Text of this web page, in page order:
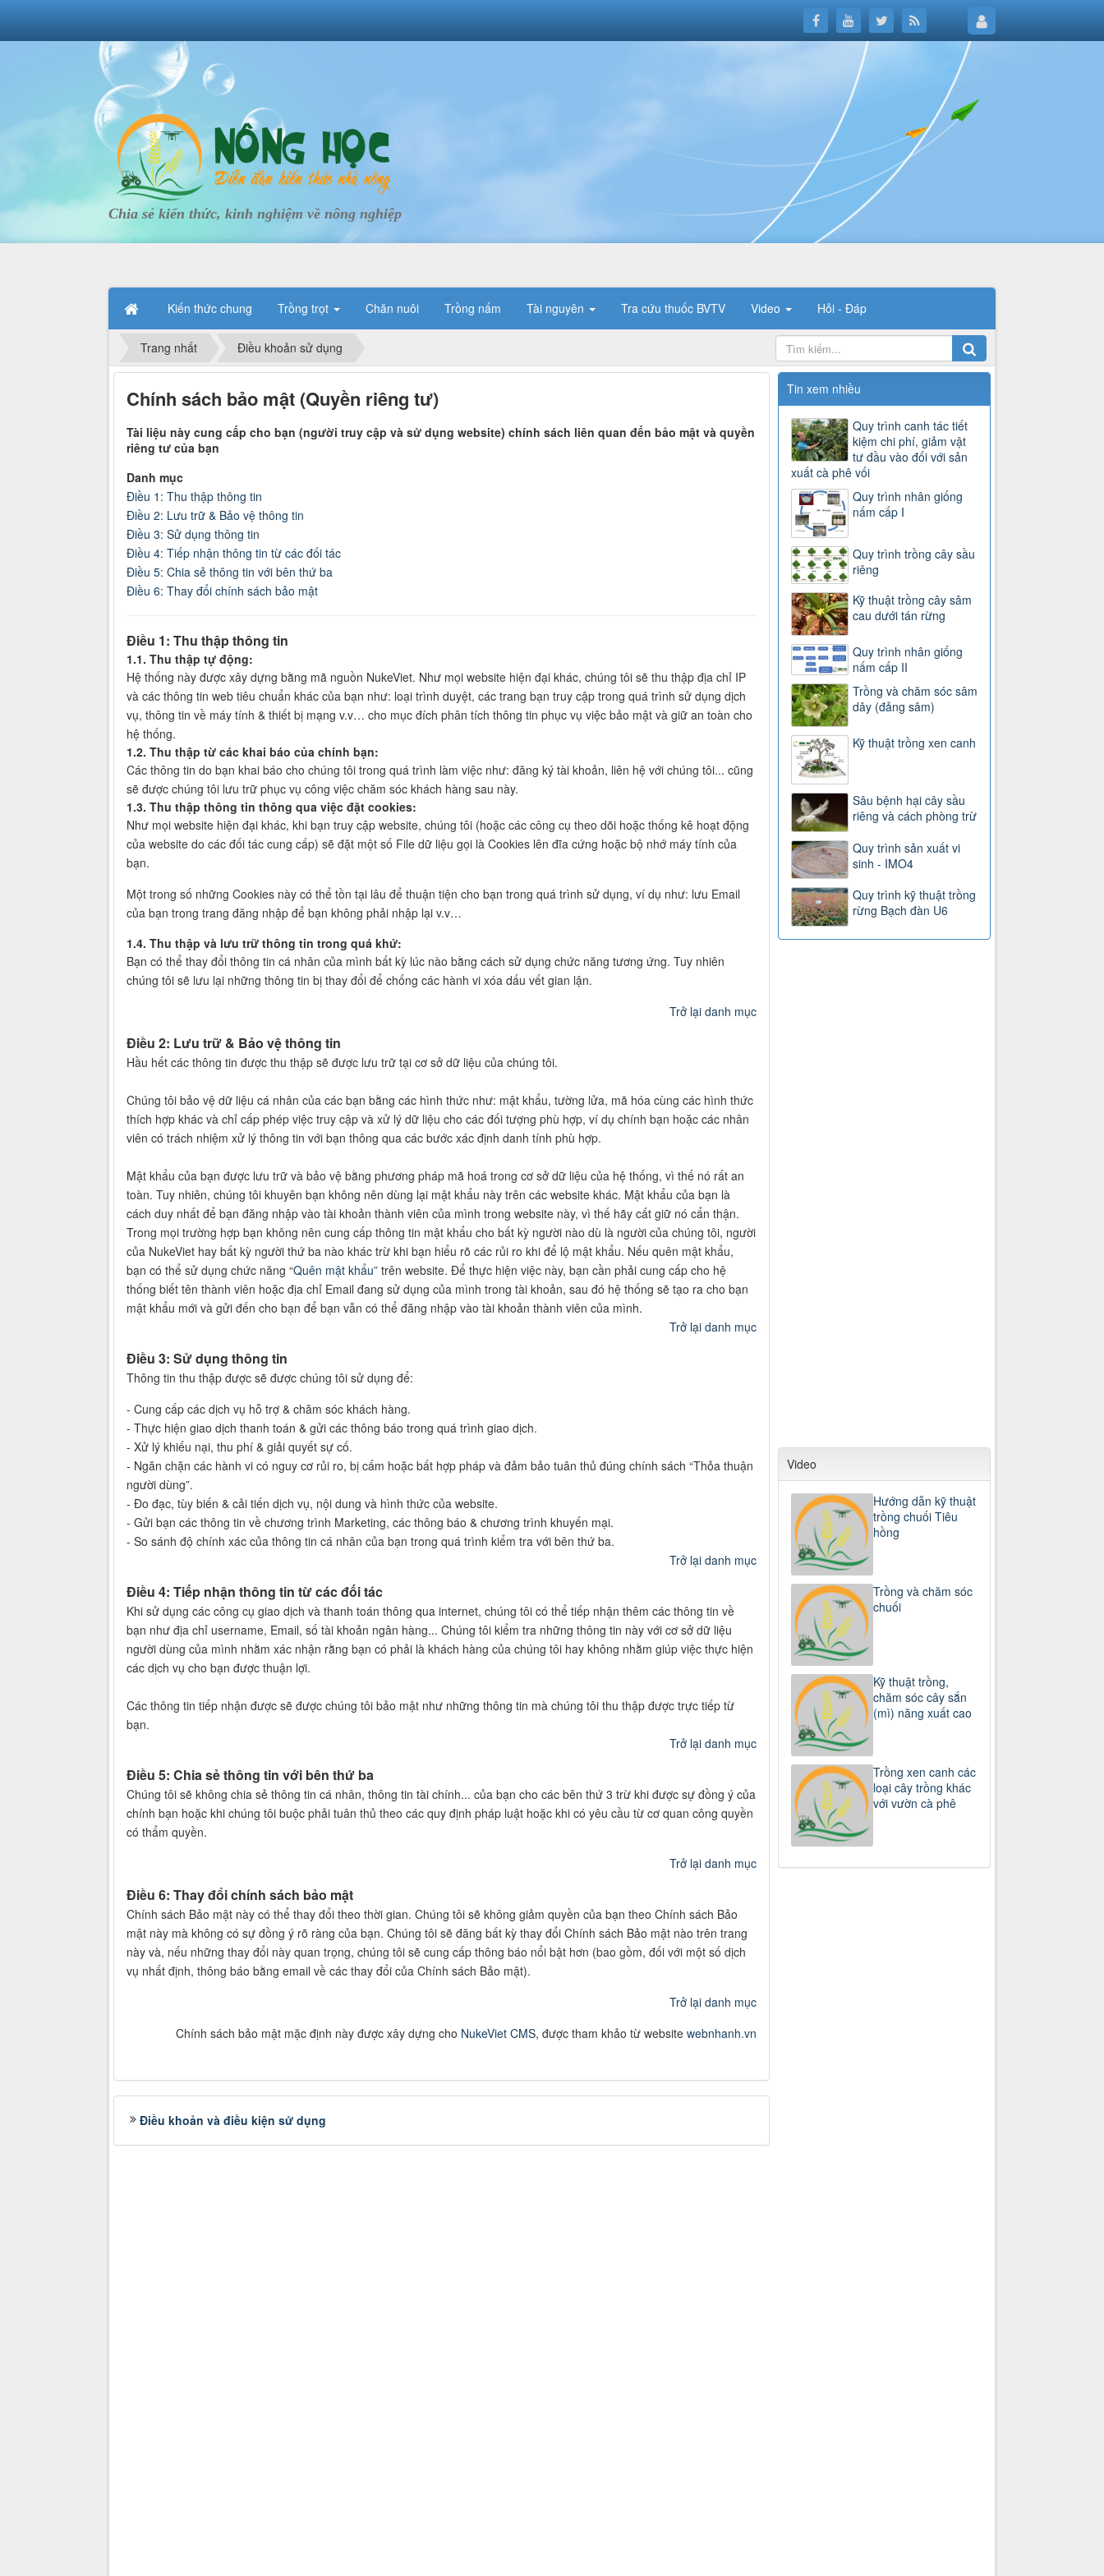
Chia sẻ kiến thức, kinh nghiệm về nông nghiệp
Kiến thức chung Trồng trọt Chăn nuôi Trồng nấm Tài nguyên Tra cứu thuốc BVTV Video Hỏi - Đáp
Trang nhất Điều khoản sử dụng
Chính sách bảo mật (Quyền riêng tư)
Tài liệu này cung cấp cho bạn (người truy cập và sử dụng website) chính sách liên quan đến bảo mật và quyền
riêng tư của bạn
Danh mục
Điều 1: Thu thập thông tin
Điều 2: Lưu trữ & Bảo vệ thông tin
Điều 3: Sử dụng thông tin
Điều 4: Tiếp nhận thông tin từ các đối tác
Điều 5: Chia sẻ thông tin với bên thứ ba
Điều 6: Thay đổi chính sách bảo mật
Điều 1: Thu thập thông tin
1.1. Thu thập tự động:
Hệ thống này được xây dựng bằng mã nguồn NukeViet. Như mọi website hiện đại khác, chúng tôi sẽ thu thập địa chỉ IP
và các thông tin web tiêu chuẩn khác của bạn như: loại trình duyệt, các trang bạn truy cập trong quá trình sử dụng dịch
vụ, thông tin về máy tính & thiết bị mạng v.v… cho mục đích phân tích thông tin phục vụ việc bảo mật và giữ an toàn cho
hệ thống.
1.2. Thu thập từ các khai báo của chính bạn:
Các thông tin do bạn khai báo cho chúng tôi trong quá trình làm việc như: đăng ký tài khoản, liên hệ với chúng tôi... cũng
sẽ được chúng tôi lưu trữ phục vụ công việc chăm sóc khách hàng sau này.
1.3. Thu thập thông tin thông qua việc đặt cookies:
Như mọi website hiện đại khác, khi bạn truy cập website, chúng tôi (hoặc các công cụ theo dõi hoặc thống kê hoạt động
của website do các đối tác cung cấp) sẽ đặt một số File dữ liệu gọi là Cookies lên đĩa cứng hoặc bộ nhớ máy tính của
bạn.
Một trong số những Cookies này có thể tồn tại lâu để thuận tiện cho bạn trong quá trình sử dụng, ví dụ như: lưu Email
của bạn trong trang đăng nhập để bạn không phải nhập lại v.v…
1.4. Thu thập và lưu trữ thông tin trong quá khứ:
Bạn có thể thay đổi thông tin cá nhân của mình bất kỳ lúc nào bằng cách sử dụng chức năng tương ứng. Tuy nhiên
chúng tôi sẽ lưu lại những thông tin bị thay đổi để chống các hành vi xóa dấu vết gian lận.
Trở lại danh mục
Điều 2: Lưu trữ & Bảo vệ thông tin
Hầu hết các thông tin được thu thập sẽ được lưu trữ tại cơ sở dữ liệu của chúng tôi.
Chúng tôi bảo vệ dữ liệu cá nhân của các bạn bằng các hình thức như: mật khẩu, tường lửa, mã hóa cùng các hình thức
thích hợp khác và chỉ cấp phép việc truy cập và xử lý dữ liệu cho các đối tượng phù hợp, ví dụ chính bạn hoặc các nhân
viên có trách nhiệm xử lý thông tin với bạn thông qua các bước xác định danh tính phù hợp.
Mật khẩu của bạn được lưu trữ và bảo vệ bằng phương pháp mã hoá trong cơ sở dữ liệu của hệ thống, vì thế nó rất an
toàn. Tuy nhiên, chúng tôi khuyên bạn không nên dùng lại mật khẩu này trên các website khác. Mật khẩu của bạn là
cách duy nhất để bạn đăng nhập vào tài khoản thành viên của mình trong website này, vì thế hãy cất giữ nó cẩn thận.
Trong mọi trường hợp bạn không nên cung cấp thông tin mật khẩu cho bất kỳ người nào dù là người của chúng tôi, người
của NukeViet hay bất kỳ người thứ ba nào khác trừ khi bạn hiểu rõ các rủi ro khi để lộ mật khẩu. Nếu quên mật khẩu,
bạn có thể sử dụng chức năng “Quên mật khẩu” trên website. Để thực hiện việc này, bạn cần phải cung cấp cho hệ
thống biết tên thành viên hoặc địa chỉ Email đang sử dụng của mình trong tài khoản, sau đó hệ thống sẽ tạo ra cho bạn
mật khẩu mới và gửi đến cho bạn để bạn vẫn có thể đăng nhập vào tài khoản thành viên của mình.
Trở lại danh mục
Điều 3: Sử dụng thông tin
Thông tin thu thập được sẽ được chúng tôi sử dụng để:
- Cung cấp các dịch vụ hỗ trợ & chăm sóc khách hàng.
- Thực hiện giao dịch thanh toán & gửi các thông báo trong quá trình giao dịch.
- Xử lý khiếu nại, thu phí & giải quyết sự cố.
- Ngăn chặn các hành vi có nguy cơ rủi ro, bị cấm hoặc bất hợp pháp và đảm bảo tuân thủ đúng chính sách “Thỏa thuận
người dùng”.
- Đo đạc, tùy biến & cải tiến dịch vụ, nội dung và hình thức của website.
- Gửi bạn các thông tin về chương trình Marketing, các thông báo & chương trình khuyến mại.
- So sánh độ chính xác của thông tin cá nhân của bạn trong quá trình kiểm tra với bên thứ ba.
Trở lại danh mục
Điều 4: Tiếp nhận thông tin từ các đối tác
Khi sử dụng các công cụ giao dịch và thanh toán thông qua internet, chúng tôi có thể tiếp nhận thêm các thông tin về
bạn như địa chỉ username, Email, số tài khoản ngân hàng... Chúng tôi kiểm tra những thông tin này với cơ sở dữ liệu
người dùng của mình nhằm xác nhận rằng bạn có phải là khách hàng của chúng tôi hay không nhằm giúp việc thực hiện
các dịch vụ cho bạn được thuận lợi.
Các thông tin tiếp nhận được sẽ được chúng tôi bảo mật như những thông tin mà chúng tôi thu thập được trực tiếp từ
bạn.
Trở lại danh mục
Điều 5: Chia sẻ thông tin với bên thứ ba
Chúng tôi sẽ không chia sẻ thông tin cá nhân, thông tin tài chính... của bạn cho các bên thứ 3 trừ khi được sự đồng ý của
chính bạn hoặc khi chúng tôi buộc phải tuân thủ theo các quy định pháp luật hoặc khi có yêu cầu từ cơ quan công quyền
có thẩm quyền.
Trở lại danh mục
Điều 6: Thay đổi chính sách bảo mật
Chính sách Bảo mật này có thể thay đổi theo thời gian. Chúng tôi sẽ không giảm quyền của bạn theo Chính sách Bảo
mật này mà không có sự đồng ý rõ ràng của bạn. Chúng tôi sẽ đăng bất kỳ thay đổi Chính sách Bảo mật nào trên trang
này và, nếu những thay đổi này quan trọng, chúng tôi sẽ cung cấp thông báo nổi bật hơn (bao gồm, đối với một số dịch
vụ nhất định, thông báo bằng email về các thay đổi của Chính sách Bảo mật).
Trở lại danh mục
Chính sách bảo mật mặc định này được xây dựng cho NukeViet CMS, được tham khảo từ website webnhanh.vn
Điều khoản và điều kiện sử dụng
Tin xem nhiều
Quy trình canh tác tiết
kiệm chi phí, giảm vật
tư đầu vào đối với sản
xuất cà phê vối
Quy trình nhân giống
nấm cấp I
Quy trình trồng cây sầu
riêng
Kỹ thuật trồng cây sâm
cau dưới tán rừng
Quy trình nhân giống
nấm cấp II
Trồng và chăm sóc sâm
dây (đảng sâm)
Kỹ thuật trồng xen canh
Sâu bệnh hại cây sầu
riêng và cách phòng trừ
Quy trình sản xuất vi
sinh - IMO4
Quy trình kỹ thuật trồng
rừng Bạch đàn U6
Video
Hướng dẫn kỹ thuật
trồng chuối Tiêu
hồng
Trồng và chăm sóc
chuối
Kỹ thuật trồng,
chăm sóc cây sắn
(mì) năng xuất cao
Trồng xen canh các
loại cây trồng khác
với vườn cà phê